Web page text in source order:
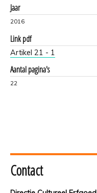
Jaar
2016
Link pdf
Artikel 21 - 1
Aantal pagina's
22
Contact